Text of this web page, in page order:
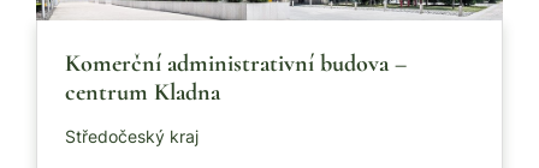
Komerční administrativní budova –
centrum Kladna
Středočeský kraj